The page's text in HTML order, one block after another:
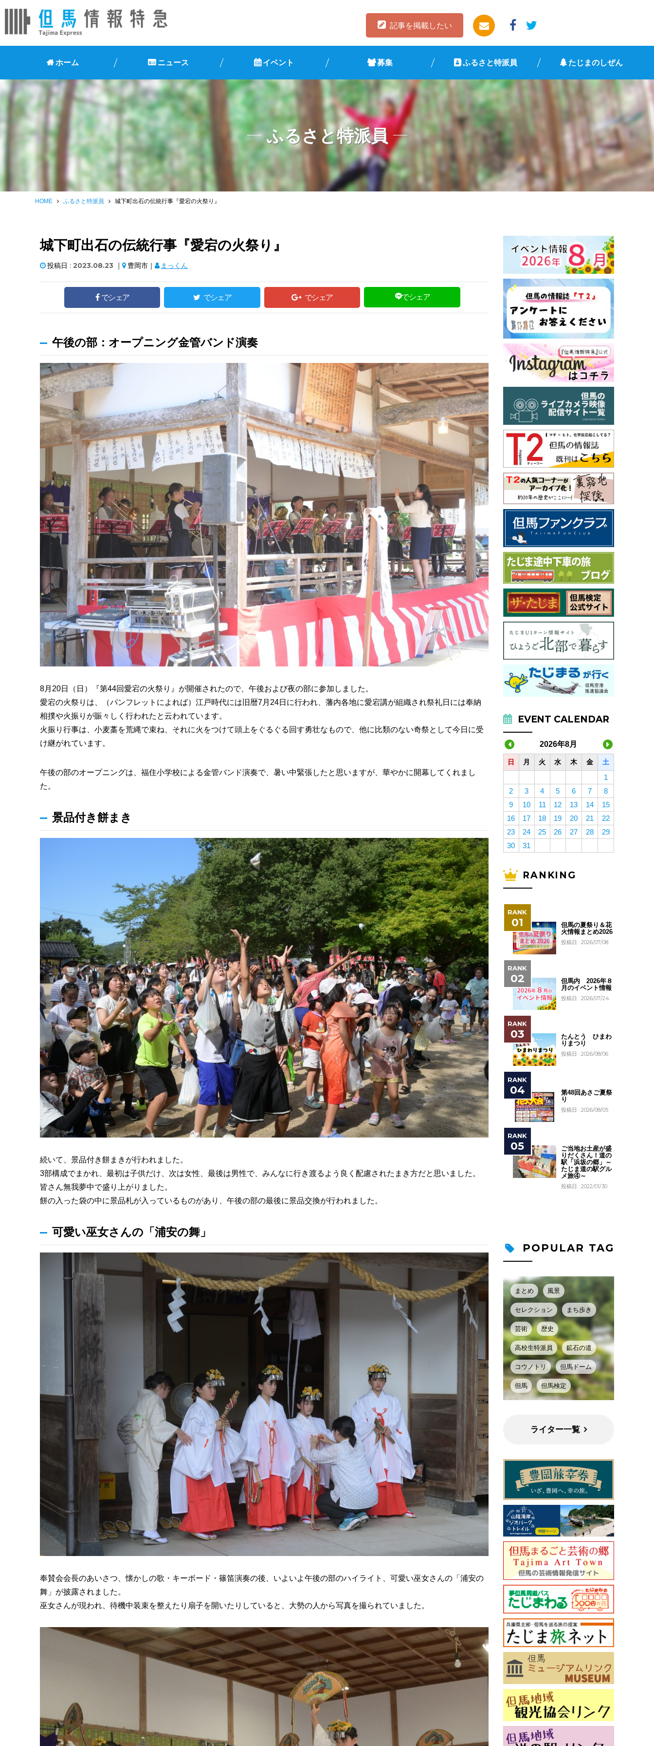
記事を掲載したい
ホーム ニュース イベント 募集 ふるさと特派員 たじまのしぜん
ふるさと特派員
HOME ふるさと特派員 城下町出石の伝統行事『愛宕の火祭り』
城下町出石の伝統行事『愛宕の火祭り』
投稿日 : 2023.08.23 ｜ 豊岡市｜ まっくん
でシェア でシェア でシェア でシェア
午後の部：オープニング金管バンド演奏
8月20日（日）『第44回愛宕の火祭り』が開催されたので、午後および夜の部に参加しました。
愛宕の火祭りは、（パンフレットによれば）江戸時代には旧暦7月24日に行われ、藩内各地に愛宕講が組織され祭礼日には奉納
相撲や火振りが賑々しく行われたと云われています。
火振り行事は、小麦藁を荒縄で束ね、それに火をつけて頭上をぐるぐる回す勇壮なもので、他に比類のない奇祭として今日に受
け継がれています。
午後の部のオープニングは、福住小学校による金管バンド演奏で、暑い中緊張したと思いますが、華やかに開幕してくれまし
た。
景品付き餅まき
続いて、景品付き餅まきが行われました。
3部構成でまかれ、最初は子供だけ、次は女性、最後は男性で、みんなに行き渡るよう良く配慮されたまき方だと思いました。
皆さん無我夢中で盛り上がりました。
餅の入った袋の中に景品札が入っているものがあり、午後の部の最後に景品交換が行われました。
可愛い巫女さんの「浦安の舞」
奉賛会会長のあいさつ、懐かしの歌・キーボード・篠笛演奏の後、いよいよ午後の部のハイライト、可愛い巫女さんの「浦安の
舞」が披露されました。
巫女さんが現われ、待機中装束を整えたり扇子を開いたりしていると、大勢の人から写真を撮られていました。
EVENT CALENDAR
2026年8月
日 月 火 水 木 金 土
1
2
3 4 5 6 7
8
9
10 11 12 13 14
15
16
17 18 19 20 21
22
23
24 25 26 27 28
29
30
31
RANKING
但馬の夏祭り＆花
火情報まとめ2026
投稿日 : 2026/07/08
但馬内 2026年８
月のイベント情報
投稿日 : 2026/07/24
たんとう ひまわ
りまつり
投稿日 : 2026/08/06
第48回あさご夏祭
り
投稿日 : 2026/08/05
ご当地お土産が盛
りだくさん！道の
駅「浜坂の郷」～
たじま道の駅グル
メ旅④～
投稿日 : 2022/01/30
POPULAR TAG
まとめ 風景
セレクション まち歩き
芸術 歴史
高校生特派員 鉱石の道
コウノトリ 但馬ドーム
但馬 但馬検定
ライター一覧